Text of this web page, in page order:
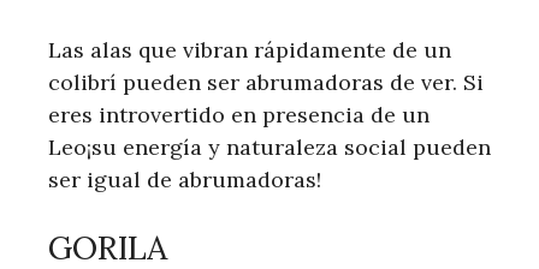
Las alas que vibran rápidamente de un
colibrí pueden ser abrumadoras de ver. Si
eres introvertido en presencia de un
Leo¡su energía y naturaleza social pueden
ser igual de abrumadoras!
GORILA